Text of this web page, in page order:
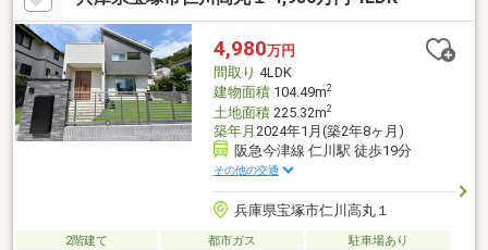
ェッショナル』住まいるプラス１ハウジングプラザにお任せくだ
さい！スーモに掲載していない物件も弊社へご相談下さい！見
学、資料請求などお気軽にお問い合わせください！
4,980万円
間取り 4LDK
建物面積104.49m2
土地面積225.32m2
築年月 2024年1月(築2年8ヶ月)
阪急今津線 仁川駅 徒歩19分
その他の交通
兵庫県宝塚市仁川高丸１
2階建て 都市ガス
駐車場あり